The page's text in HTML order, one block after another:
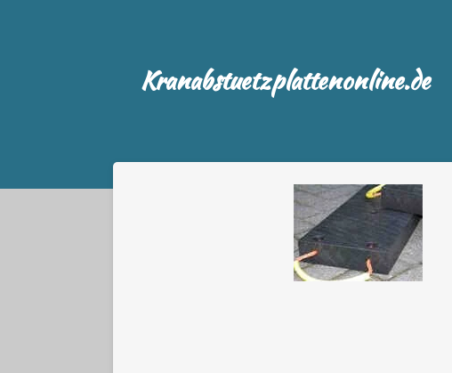
Kranabstuetzplattenonline.de